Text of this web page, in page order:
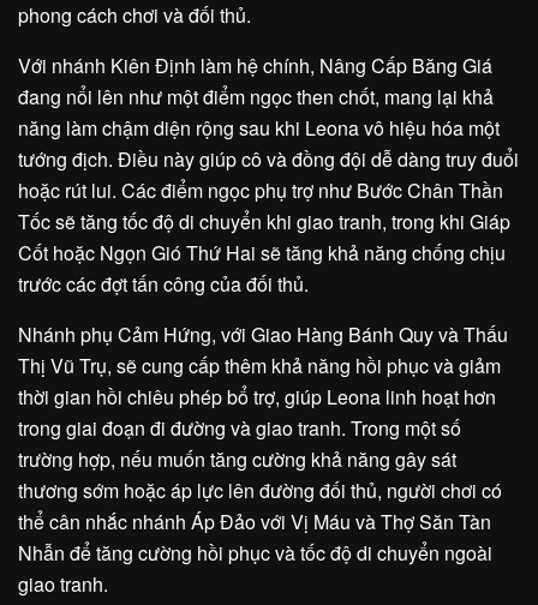
phong cách chơi và đối thủ.
Với nhánh Kiên Định làm hệ chính, Nâng Cấp Băng Giá
đang nổi lên như một điểm ngọc then chốt, mang lại khả
năng làm chậm diện rộng sau khi Leona vô hiệu hóa một
tướng địch. Điều này giúp cô và đồng đội dễ dàng truy đuổi
hoặc rút lui. Các điểm ngọc phụ trợ như Bước Chân Thần
Tốc sẽ tăng tốc độ di chuyển khi giao tranh, trong khi Giáp
Cốt hoặc Ngọn Gió Thứ Hai sẽ tăng khả năng chống chịu
trước các đợt tấn công của đối thủ.
Nhánh phụ Cảm Hứng, với Giao Hàng Bánh Quy và Thấu
Thị Vũ Trụ, sẽ cung cấp thêm khả năng hồi phục và giảm
thời gian hồi chiêu phép bổ trợ, giúp Leona linh hoạt hơn
trong giai đoạn đi đường và giao tranh. Trong một số
trường hợp, nếu muốn tăng cường khả năng gây sát
thương sớm hoặc áp lực lên đường đối thủ, người chơi có
thể cân nhắc nhánh Áp Đảo với Vị Máu và Thợ Săn Tàn
Nhẫn để tăng cường hồi phục và tốc độ di chuyển ngoài
giao tranh.